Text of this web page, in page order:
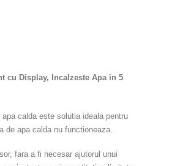
cu Display, Incalzeste Apa in 5
calda este solutia ideala pentru
de apa calda nu functioneaza.
fara a fi necesar ajutorul unui